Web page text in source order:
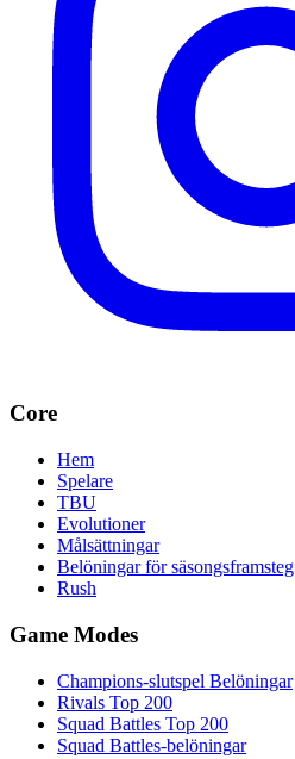
Core
Hem
Spelare
TBU
Evolutioner
Målsättningar
Belöningar för säsongsframsteg
Rush
Game Modes
Champions-slutspel Belöningar
Rivals Top 200
Squad Battles Top 200
Squad Battles-belöningar